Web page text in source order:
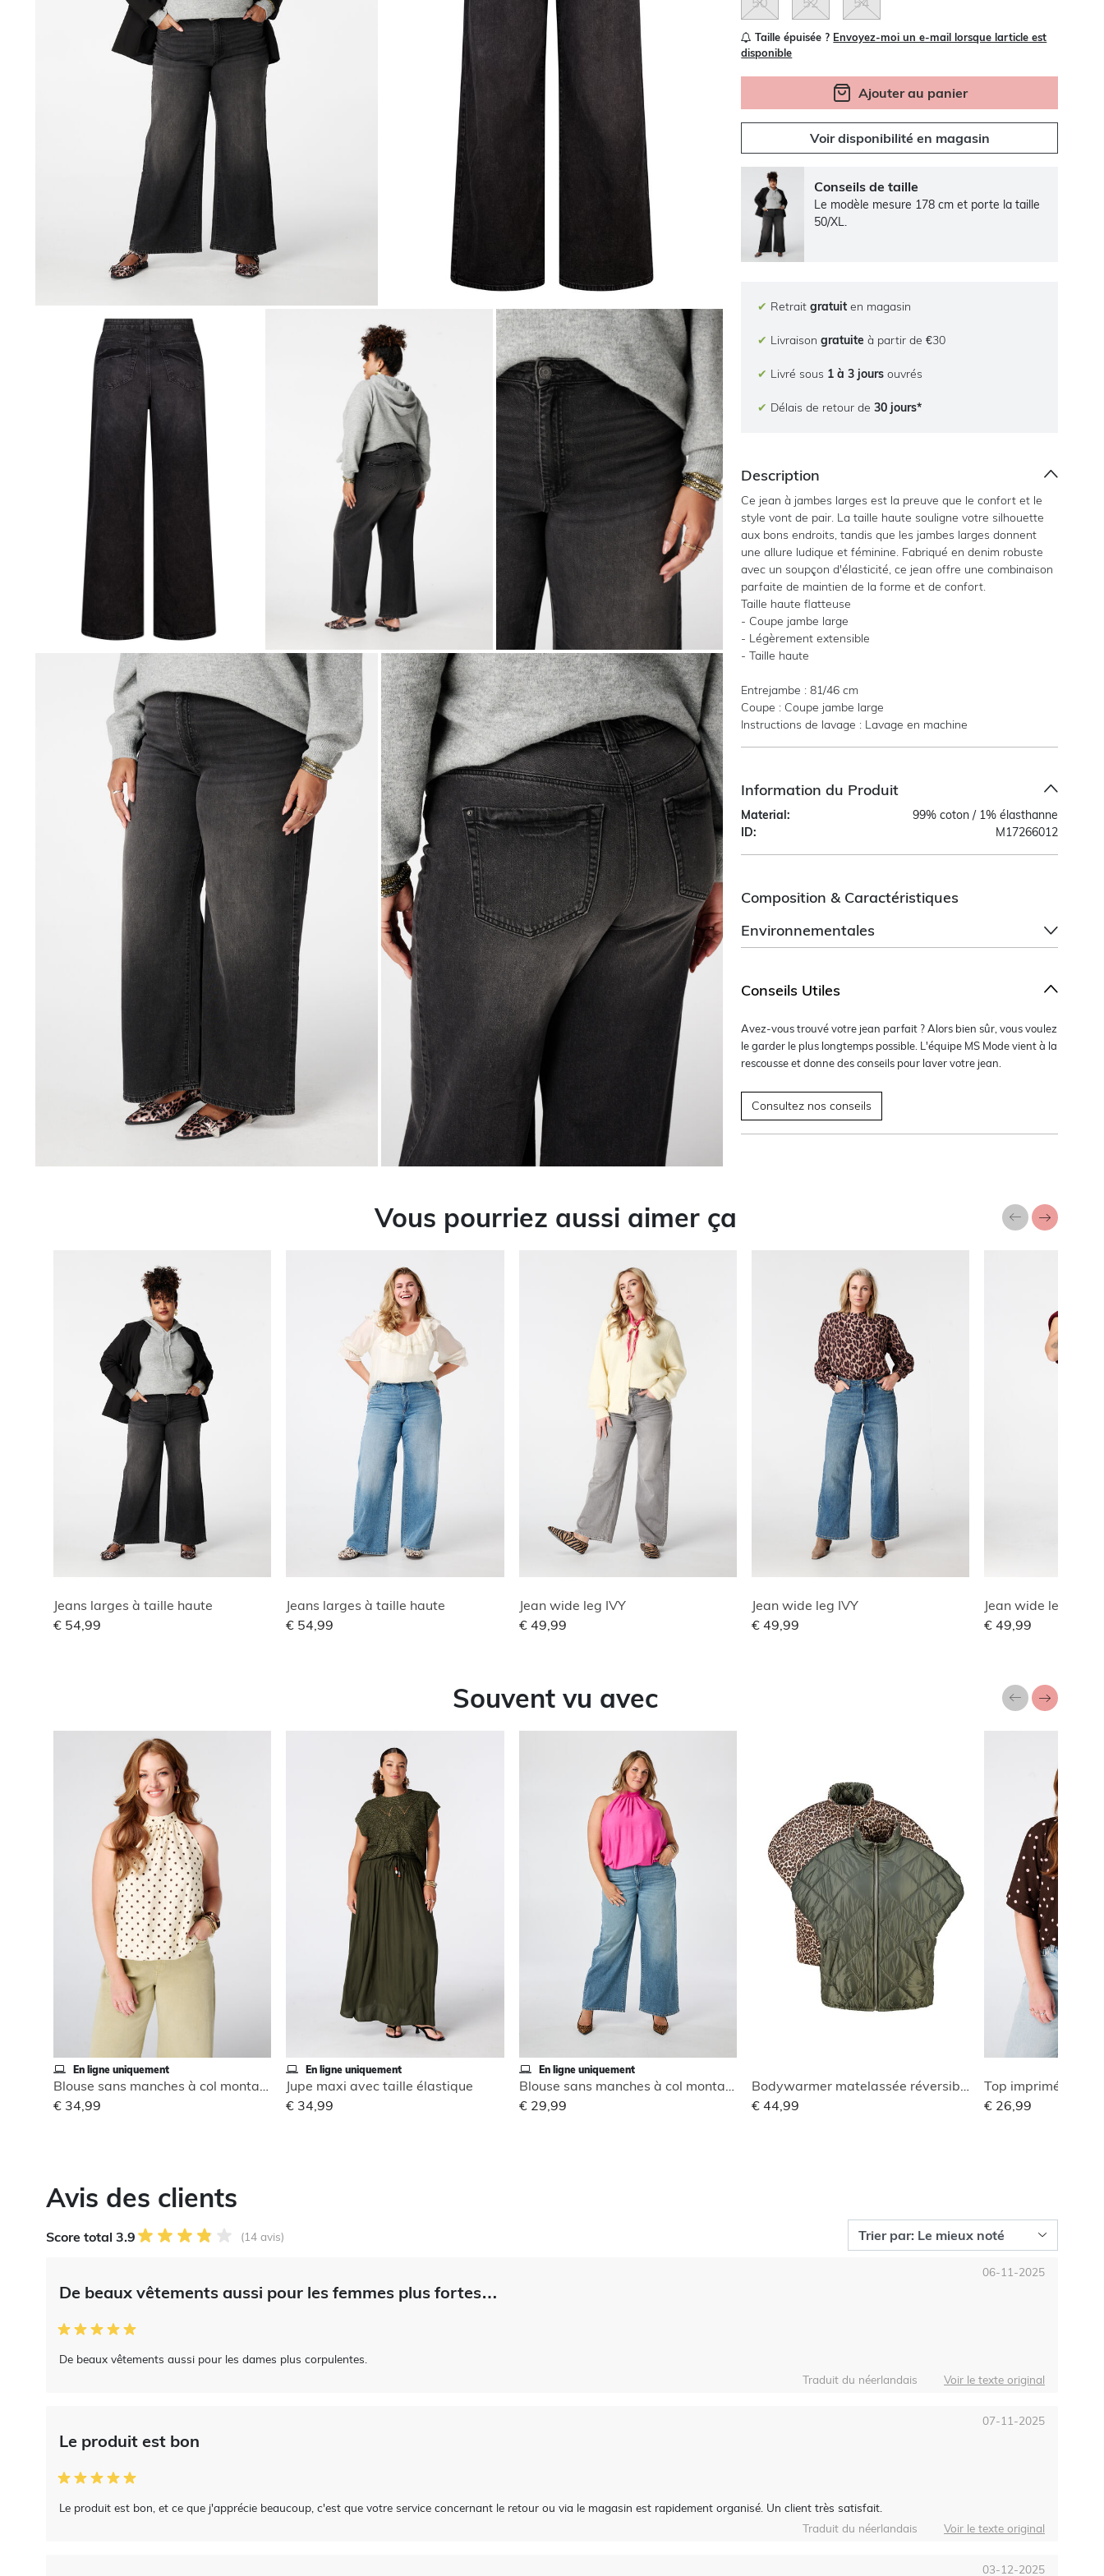
Taille épuisée ? Envoyez-moi un e-mail lorsque larticle est
disponible
Ajouter au panier
Voir disponibilité en magasin
Conseils de taille
Le modèle mesure 178 cm et porte la taille
50/XL.
✔ Retraitgratuit en magasin
✔ Livraisongratuite à partir de €30
✔ Livré sous 1 à 3 jours ouvrés
✔ Délais de retour de30 jours*
Description
Ce jean à jambes larges est la preuve que le confort et le
style vont de pair. La taille haute souligne votre silhouette
aux bons endroits, tandis que les jambes larges donnent
une allure ludique et féminine. Fabriqué en denim robuste
avec un soupçon d'élasticité, ce jean offre une combinaison
parfaite de maintien de la forme et de confort.
Taille haute flatteuse
- Coupe jambe large
- Légèrement extensible
- Taille haute
Entrejambe : 81/46 cm
Coupe : Coupe jambe large
Instructions de lavage : Lavage en machine
Information du Produit
Material:
99% coton / 1% élasthanne
ID:
M17266012
Composition & Caractéristiques
Environnementales
Conseils Utiles
Avez-vous trouvé votre jean parfait ? Alors bien sûr, vous voulez
le garder le plus longtemps possible. L'équipe MS Mode vient à la
rescousse et donne des conseils pour laver votre jean.
Consultez nos conseils
Vous pourriez aussi aimer ça
Jeans larges à taille haute
€ 54,99
Jeans larges à taille haute
€ 54,99
Jean wide leg IVY
€ 49,99
Jean wide leg IVY
€ 49,99
Jean wide leg IVY
€ 49,99
Souvent vu avec
En ligne uniquement
Blouse sans manches à col montant
€ 34,99
En ligne uniquement
Jupe maxi avec taille élastique
€ 34,99
En ligne uniquement
Blouse sans manches à col montant
€ 29,99
Bodywarmer matelassée réversible
€ 44,99
Top imprimé avec
€ 26,99
Avis des clients
Score total 3.9 (14 avis)
De beaux vêtements aussi pour les femmes plus fortes…
De beaux vêtements aussi pour les dames plus corpulentes.
06-11-2025
Traduit du néerlandais Voir le texte original
Le produit est bon
Le produit est bon, et ce que j'apprécie beaucoup, c'est que votre service concernant le retour ou via le magasin est rapidement organisé. Un client très satisfait.
07-11-2025
Traduit du néerlandais Voir le texte original
03-12-2025